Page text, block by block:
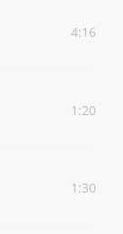
4:16
1:20
1:30